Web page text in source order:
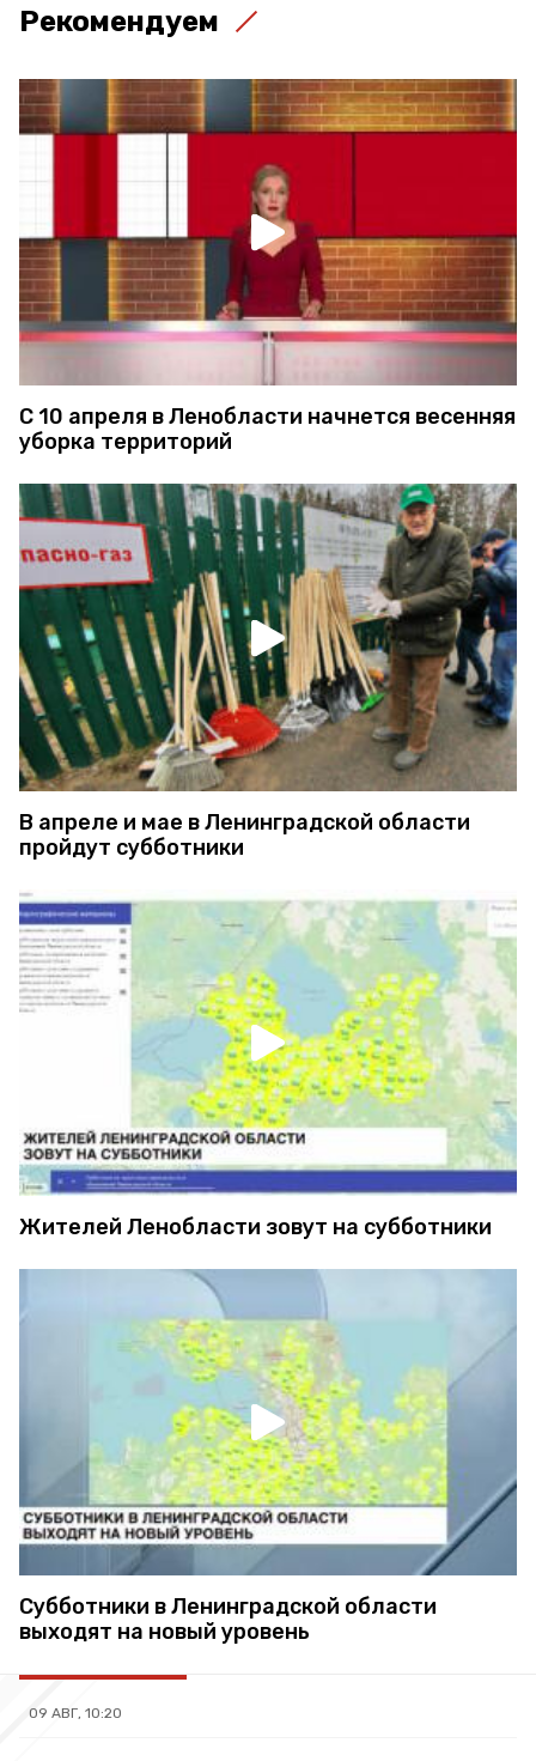
Рекомендуем
С 10 апреля в Ленобласти начнется весенняя
уборка территорий
В апреле и мае в Ленинградской области
пройдут субботники
Жителей Ленобласти зовут на субботники
Субботники в Ленинградской области
выходят на новый уровень
09 АВГ, 10:20